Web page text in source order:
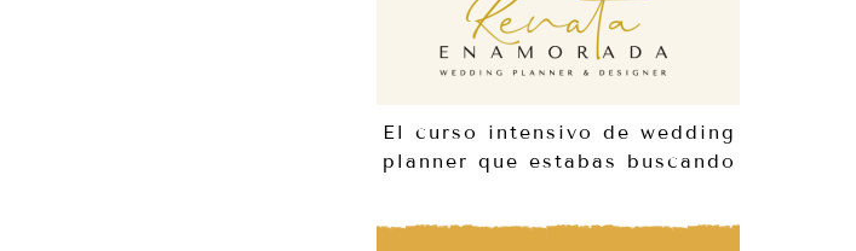
El curso intensivo de wedding
planner que estabas buscando